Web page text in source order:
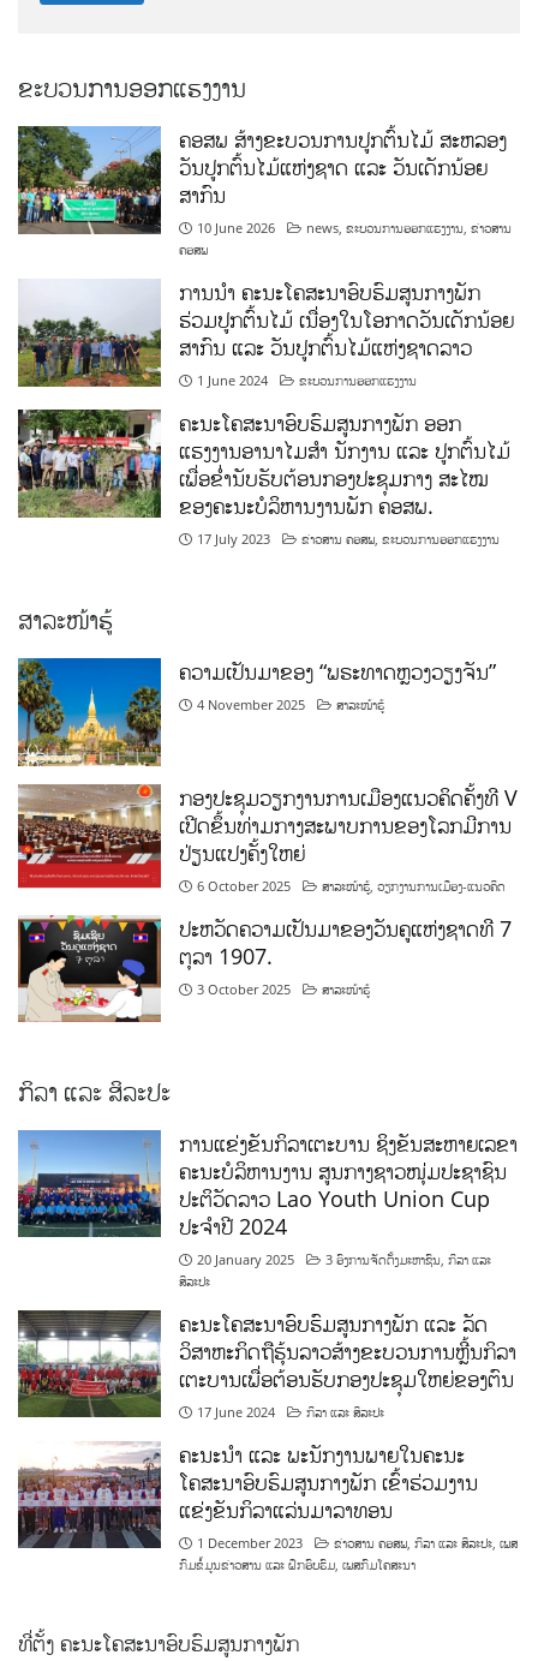
ຂະບວນການອອກແຮງງານ
ຄອສພ ສ້າງຂະບວນການປູກຕົ້ນໄມ້ ສະຫລອງ
ວັນປູກຕົ້ນໄມ້ແຫ່ງຊາດ ແລະ ວັນເດັກນ້ອຍ
ສາກົນ
10 June 2026 news,ຂະບວນການອອກແຮງງານ,ຂ່າວສານ
ຄອສພ
ການນໍາ ຄະນະໂຄສະນາອົບຮົມສູນກາງພັກ
ຮ່ວມປູກຕົ້ນໄມ້ ເນື່ອງໃນໂອກາດວັນເດັກນ້ອຍ
ສາກົນ ແລະ ວັນປູກຕົ້ນໄມ້ແຫ່ງຊາດລາວ
1 June 2024 ຂະບວນການອອກແຮງງານ
ຄະນະໂຄສະນາອົບຮົມສູນກາງພັກ ອອກ
ແຮງງານອານາໄມສໍາ ນັກງານ ແລະ ປູກຕົ້ນໄມ້
ເພື່ອຂໍ່ານັບຮັບຕ້ອນກອງປະຊຸມກາງ ສະໄໝ
ຂອງຄະນະບໍລິຫານງານພັກ ຄອສພ.
17 July 2023 ຂ່າວສານ ຄອສພ,ຂະບວນການອອກແຮງງານ
ສາລະໜ້າຮູ້
ຄວາມເປັນມາຂອງ “ພຣະທາດຫຼວງວຽງຈັນ”
4 November 2025 ສາລະໜ້າຮູ້
ກອງປະຊຸມວຽກງານການເມືອງແນວຄິດຄັ້ງທີ V
ເປີດຂຶ້ນທ່າມກາງສະພາບການຂອງໂລກມີການ
ປ່ຽນແປງຄັ້ງໃຫຍ່
6 October 2025 ສາລະໜ້າຮູ້ ,ວຽກງານການເມືອງ-ແນວຄິດ
ປະຫວັດຄວາມເປັນມາຂອງວັນຄູແຫ່ງຊາດທີ 7
ຕຸລາ 1907.
3 October 2025 ສາລະໜ້າຮູ້
ກິລາ ແລະ ສິລະປະ
ການແຂ່ງຂັນກິລາເຕະບານ ຊິງຂັນສະຫາຍເລຂາ
ຄະນະບໍລິຫານງານ ສູນກາງຊາວໜຸ່ມປະຊາຊົນ
ປະຕິວັດລາວ Lao Youth Union Cup
ປະຈຳປີ 2024
20 January 2025 3 ອົງການຈັດຕັ້ງມະຫາຊົນ ,ກິລາ ແລະ
ສິລະປະ
ຄະນະໂຄສະນາອົບຮົມສູນກາງພັກ ແລະ ລັດ
ວິສາຫະກິດຖືຮຸ້ນລາວສ້າງຂະບວນການຫຼີ້ນກິລາ
ເຕະບານເພື່ອຕ້ອນຮັບກອງປະຊຸມໃຫຍ່ຂອງຕົນ
17 June 2024 ກິລາ ແລະ ສິລະປະ
ຄະນະນຳ ແລະ ພະນັກງານພາຍໃນຄະນະ
ໂຄສະນາອົບຮົມສູນກາງພັກ ເຂົ້າຮ່ວມງານ
ແຂ່ງຂັນກິລາແລ່ນມາລາທອນ
1 December 2023 ຂ່າວສານ ຄອສພ ,ກິລາ ແລະ ສິລະປະ ,ເພສ
ກົມຂໍ້ມູນຂ່າວສານ ແລະ ຝຶກອົບຮົມ ,ເພສກົມໂຄສະນາ
ທີ່ຕັ້ງ ຄະນະໂຄສະນາອົບຮົມສູນກາງພັກ